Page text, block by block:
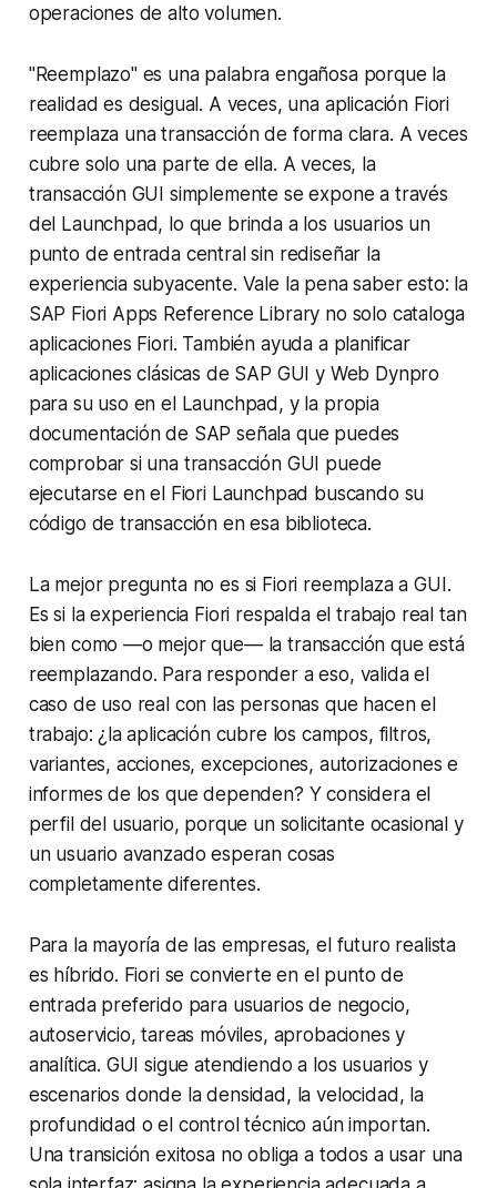
operaciones de alto volumen.
"Reemplazo" es una palabra engañosa porque la
realidad es desigual. A veces, una aplicación Fiori
reemplaza una transacción de forma clara. A veces
cubre solo una parte de ella. A veces, la
transacción GUI simplemente se expone a través
del Launchpad, lo que brinda a los usuarios un
punto de entrada central sin rediseñar la
experiencia subyacente. Vale la pena saber esto: la
SAP Fiori Apps Reference Library no solo cataloga
aplicaciones Fiori. También ayuda a planificar
aplicaciones clásicas de SAP GUI y Web Dynpro
para su uso en el Launchpad, y la propia
documentación de SAP señala que puedes
comprobar si una transacción GUI puede
ejecutarse en el Fiori Launchpad buscando su
código de transacción en esa biblioteca.
La mejor pregunta no es si Fiori reemplaza a GUI.
Es si la experiencia Fiori respalda el trabajo real tan
bien como —o mejor que— la transacción que está
reemplazando. Para responder a eso, valida el
caso de uso real con las personas que hacen el
trabajo: ¿la aplicación cubre los campos, filtros,
variantes, acciones, excepciones, autorizaciones e
informes de los que dependen? Y considera el
perfil del usuario, porque un solicitante ocasional y
un usuario avanzado esperan cosas
completamente diferentes.
Para la mayoría de las empresas, el futuro realista
es híbrido. Fiori se convierte en el punto de
entrada preferido para usuarios de negocio,
autoservicio, tareas móviles, aprobaciones y
analítica. GUI sigue atendiendo a los usuarios y
escenarios donde la densidad, la velocidad, la
profundidad o el control técnico aún importan.
Una transición exitosa no obliga a todos a usar una